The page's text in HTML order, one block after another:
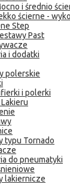
i średnio
ścierne -
Step
Past
i dodatki
polerskie
i polerki
typu Tornado
do pneumatyki
lakiernicze